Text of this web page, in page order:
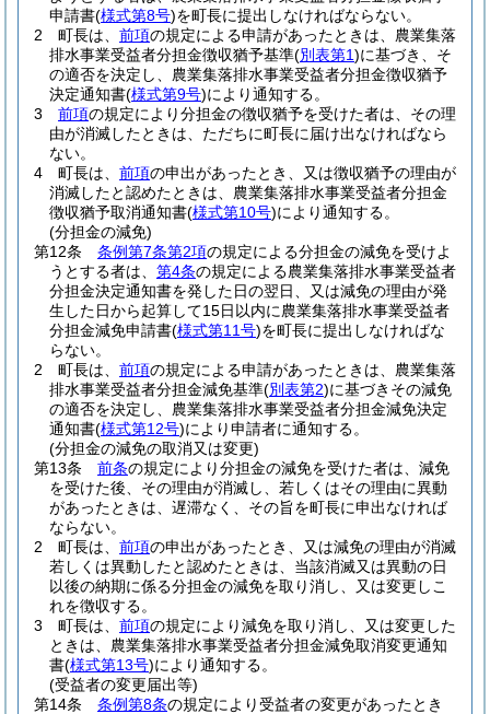
申請書(様式第8号)を町長に提出しなければならない。
2
町長は、 前項の規定による申請があったときは、農業集落
排水事業受益者分担金徴収猶予基準(別表第1)に基づき、そ
の適否を決定し、農業集落排水事業受益者分担金徴収猶予
決定通知書(様式第9号)により通知する。
3
前項の規定により分担金の徴収猶予を受けた者は、その理
由が消滅したときは、ただちに町長に届け出なければなら
ない。
4
町長は、 前項の申出があったとき、又は徴収猶予の理由が
消滅したと認めたときは、農業集落排水事業受益者分担金
徴収猶予取消通知書(様式第10号)により通知する。
(分担金の減免)
第12条
条例第7条第2項の規定による分担金の減免を受けよ
うとする者は、 第4条の規定による農業集落排水事業受益者
分担金決定通知書を発した日の翌日、又は減免の理由が発
生した日から起算して15日以内に農業集落排水事業受益者
分担金減免申請書(様式第11号)を町長に提出しなければな
らない。
2
町長は、 前項の規定による申請があったときは、農業集落
排水事業受益者分担金減免基準(別表第2)に基づきその減免
の適否を決定し、農業集落排水事業受益者分担金減免決定
通知書(様式第12号)により申請者に通知する。
(分担金の減免の取消又は変更)
第13条
前条の規定により分担金の減免を受けた者は、減免
を受けた後、その理由が消滅し、若しくはその理由に異動
があったときは、遅滞なく、その旨を町長に申出なければ
ならない。
2
町長は、 前項の申出があったとき、又は減免の理由が消滅
若しくは異動したと認めたときは、当該消滅又は異動の日
以後の納期に係る分担金の減免を取り消し、又は変更しこ
れを徴収する。
3
町長は、 前項の規定により減免を取り消し、又は変更した
ときは、農業集落排水事業受益者分担金減免取消変更通知
書(様式第13号)により通知する。
(受益者の変更届出等)
第14条
条例第8条の規定により受益者の変更があったとき